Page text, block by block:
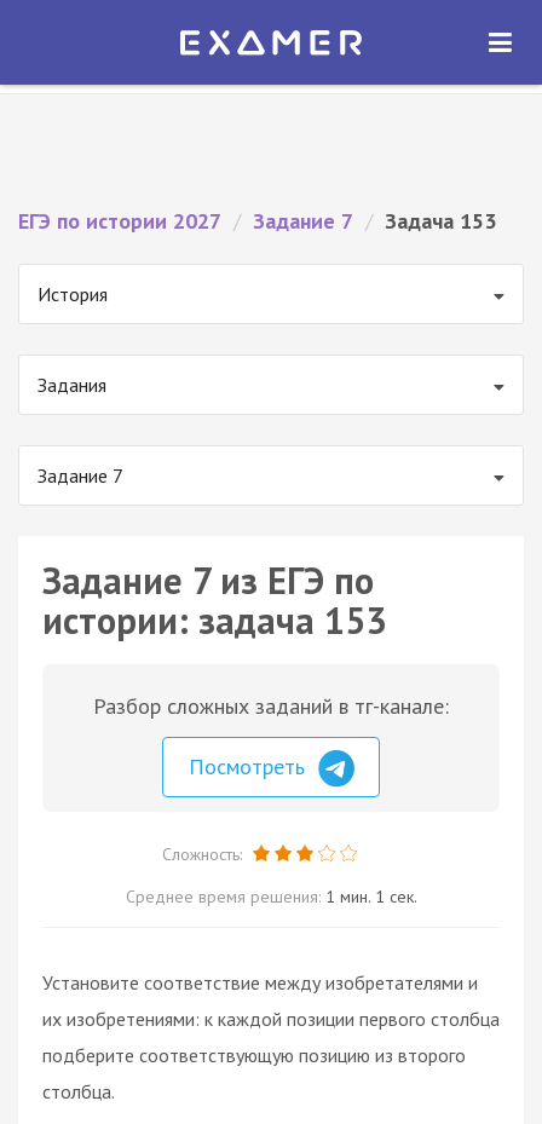
Экзамер — ЕГЭ 2027
ОТКРЫТЬ
ЕГЭ по истории 2027 / Задание 7 / Задача 153
История
Задания
Задание 7
Задание 7 из ЕГЭ по
истории: задача 153
Разбор сложных заданий в тг-канале:
Посмотреть
Сложность:
Среднее время решения: 1 мин. 1 сек.
Установите соответствие между изобретателями и
их изобретениями: к каждой позиции первого столбца
подберите соответствующую позицию из второго
столбца.